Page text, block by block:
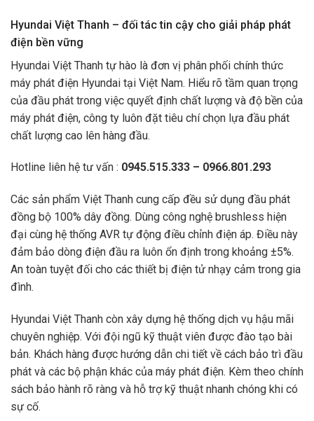
Hyundai Việt Thanh – đối tác tin cậy cho giải pháp phát
điện bền vững
Hyundai Việt Thanh tự hào là đơn vị phân phối chính thức
máy phát điện Hyundai tại Việt Nam. Hiểu rõ tầm quan trọng
của đầu phát trong việc quyết định chất lượng và độ bền của
máy phát điện, công ty luôn đặt tiêu chí chọn lựa đầu phát
chất lượng cao lên hàng đầu.
Hotline liên hệ tư vấn : 0945.515.333 – 0966.801.293
Các sản phẩm Việt Thanh cung cấp đều sử dụng đầu phát
đồng bộ 100% dây đồng. Dùng công nghệ brushless hiện
đại cùng hệ thống AVR tự động điều chỉnh điện áp. Điều này
đảm bảo dòng điện đầu ra luôn ổn định trong khoảng ±5%.
An toàn tuyệt đối cho các thiết bị điện tử nhạy cảm trong gia
đình.
Hyundai Việt Thanh còn xây dựng hệ thống dịch vụ hậu mãi
chuyên nghiệp. Với đội ngũ kỹ thuật viên được đào tạo bài
bản. Khách hàng được hướng dẫn chi tiết về cách bảo trì đầu
phát và các bộ phận khác của máy phát điện. Kèm theo chính
sách bảo hành rõ ràng và hỗ trợ kỹ thuật nhanh chóng khi có
sự cố.